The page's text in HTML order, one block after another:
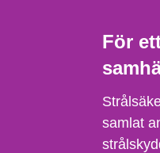
För
samlat